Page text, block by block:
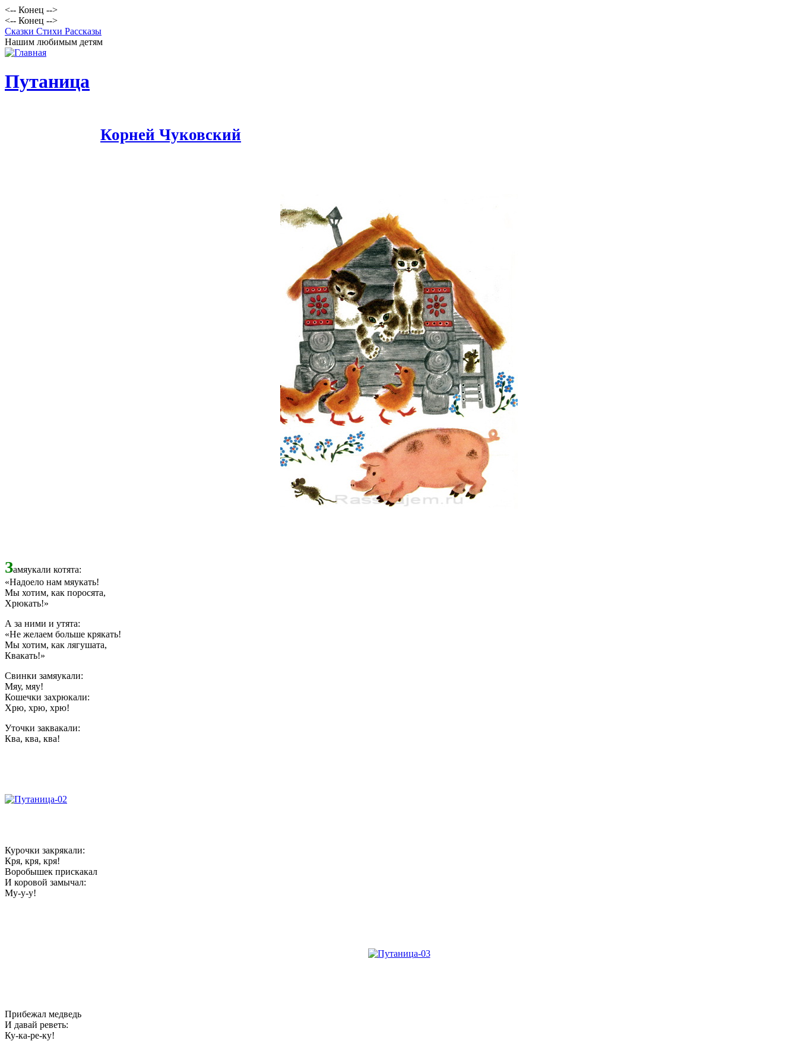
<-- Конец -->
<-- Конец -->
Сказки Стихи Рассказы
Нашим любимым детям
Путаница
Корней Чуковский
Замяукали котята:
«Надоело нам мяукать!
Мы хотим, как поросята,
Хрюкать!»
А за ними и утята:
«Не желаем больше крякать!
Мы хотим, как лягушата,
Квакать!»
Свинки замяукали:
Мяу, мяу!
Кошечки захрюкали:
Хрю, хрю, хрю!
Уточки заквакали:
Ква, ква, ква!
Курочки закрякали:
Кря, кря, кря!
Воробышек прискакал
И коровой замычал:
Му-у-у!
Прибежал медведь
И давай реветь:
Ку-ка-ре-ку!